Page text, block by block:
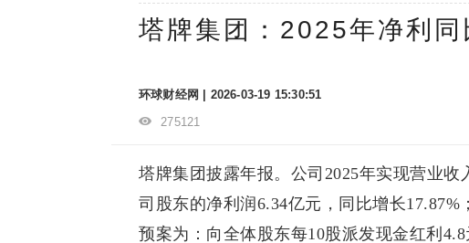
塔牌集团：2025年净利
环球财经网 | 2026-03-19 15:30:51
275121
塔牌集团披露年报。公司2025年实现营业
司股东的净利润6.34亿元，同比增长
预案为：向全体股东每10股派发现金红利4.8